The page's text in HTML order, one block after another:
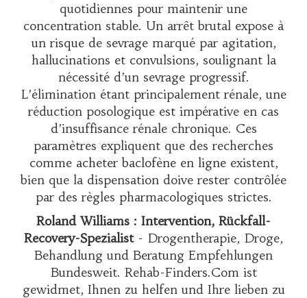
quotidiennes pour maintenir une
concentration stable. Un arrêt brutal expose à
un risque de sevrage marqué par agitation,
hallucinations et convulsions, soulignant la
nécessité d’un sevrage progressif.
L’élimination étant principalement rénale, une
réduction posologique est impérative en cas
d’insuffisance rénale chronique. Ces
paramètres expliquent que des recherches
comme acheter baclofène en ligneexistent,
bien que la dispensation doive rester contrôlée
par des règles pharmacologiques strictes.
Roland Williams : Intervention, Rückfall-
Recovery-Spezialist- Drogentherapie, Droge,
Behandlung und Beratung Empfehlungen
Bundesweit. Rehab-Finders.Com ist
gewidmet, Ihnen zu helfen und Ihre lieben zu